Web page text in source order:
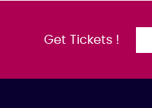
Get Tickets !